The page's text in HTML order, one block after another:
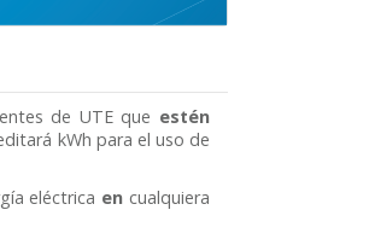
de UTE que estén
kWh para el uso de
eléctrica en cualquiera